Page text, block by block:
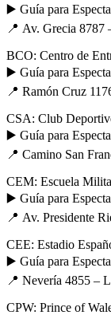
▶️ Guía para
📍 Av. Grecia 8787
BCO: Centro de
▶️ Guía para
📍 Ramón Cruz
CSA: Club
▶️ Guía para
📍 Camino San
CEM: Escuela
▶️ Guía para
📍 Av. Presidente
CEE: Estadio
▶️ Guía para
📍 Nevería 4855 –
CPW: Prince of